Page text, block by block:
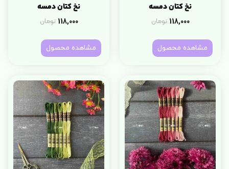
نخ کتان دمسه
118,000 تومان
مشاهده محصول
نخ کتان دمسه
118,000 تومان
مشاهده محصول